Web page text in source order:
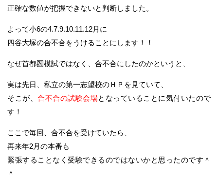
正確な数値が把握できないと判断しました。
よって小6の4.7.9.10.11.12月に
四谷大塚の合不合をうけることにします！！
なぜ首都圏模試ではなく、合不合にしたのかというと、
実は先日、私立の第一志望校のＨＰを見ていて、
そこが、 合不合の試験会場となっていることに気付いたので
す！
ここで毎回、合不合を受けていたら、
再来年2月の本番も
緊張することなく受験できるのではないかと思ったのです＾
＾